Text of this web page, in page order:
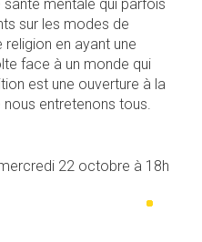
mentale qui parfois
sur les modes de
religion en ayant une
face à un monde qui
est une ouverture à la
nous entretenons tous.
22 octobre à 18h